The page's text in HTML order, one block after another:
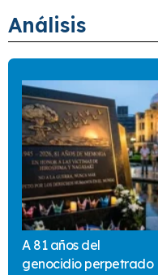
Análisis
A 81 años del
genocidio perpetrado